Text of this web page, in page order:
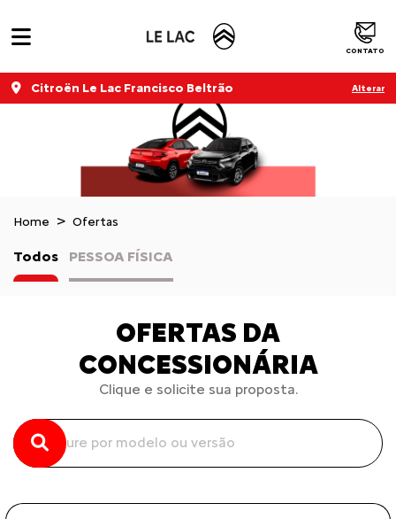
CONTATO
Citroën Le Lac Francisco Beltrão Alterar
Home Ofertas
Todos PESSOA FÍSICA
OFERTAS DA
CONCESSIONÁRIA
Clique e solicite sua proposta.